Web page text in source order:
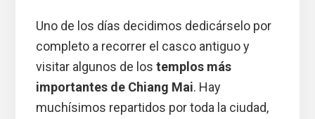
Uno de los días decidimos dedicárselo por
completo a recorrer el casco antiguo y
visitar algunos de los templos más
importantes de Chiang Mai. Hay
muchísimos repartidos por toda la ciudad,